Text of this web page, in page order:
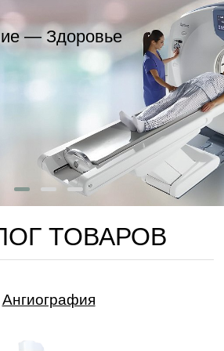
Только надёжное и
оборудование
ТОВАРОВ
Ангиография